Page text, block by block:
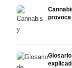
provoca